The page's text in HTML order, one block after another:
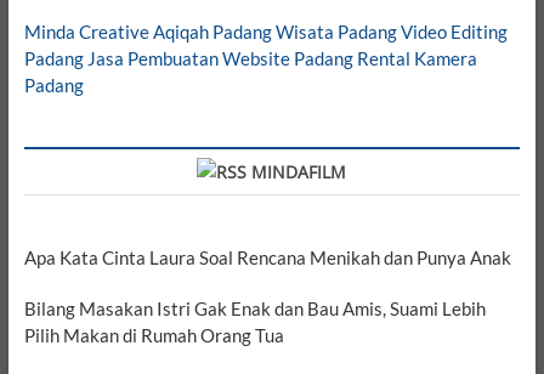
Minda CreativeAqiqah PadangWisata PadangVideo Editing
Padang Jasa Pembuatan Website Padang Rental Kamera
Padang
MINDAFILM
Apa Kata Cinta Laura Soal Rencana Menikah dan Punya Anak
Bilang Masakan Istri Gak Enak dan Bau Amis, Suami Lebih
Pilih Makan di Rumah Orang Tua